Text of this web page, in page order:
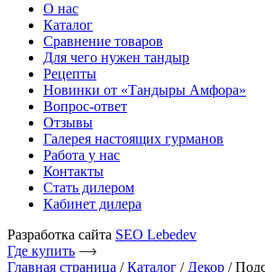
О нас
Каталог
Сравнение товаров
Для чего нужен тандыр
Рецепты
Новинки от «Тандыры Амфора»
Вопрос-ответ
Отзывы
Галерея настоящих гурманов
Работа у нас
Контакты
Стать дилером
Кабинет дилера
Разработка сайта SEO Lebedev
Где купить
Главная страница /Каталог / Декор /